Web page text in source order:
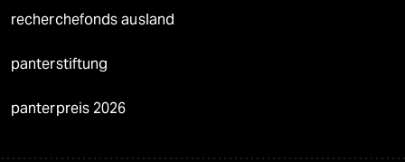
recherchefonds ausland
panterstiftung
panterpreis 2026